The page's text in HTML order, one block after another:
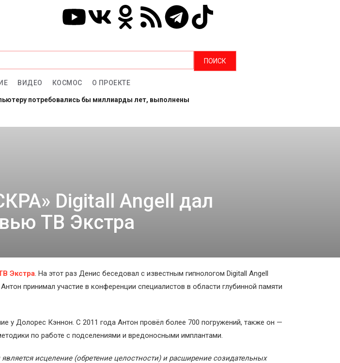
ВИДЕО КОСМОС О ПРОЕКТЕ
потребовались бы миллиарды лет, выполнены
Digitall Angell дал
ТВ Экстра
Экстра. На этот раз Денис беседовал с известным гипнологом Digitall Angell
принимал участие в конференции специалистов в области глубинной памяти
у Долорес Кэннон. С 2011 года Антон провёл более 700 погружений, также он —
по работе с подселениями и вредоносными имплантами.
исцеление (обретение целостности) и расширение созидательных